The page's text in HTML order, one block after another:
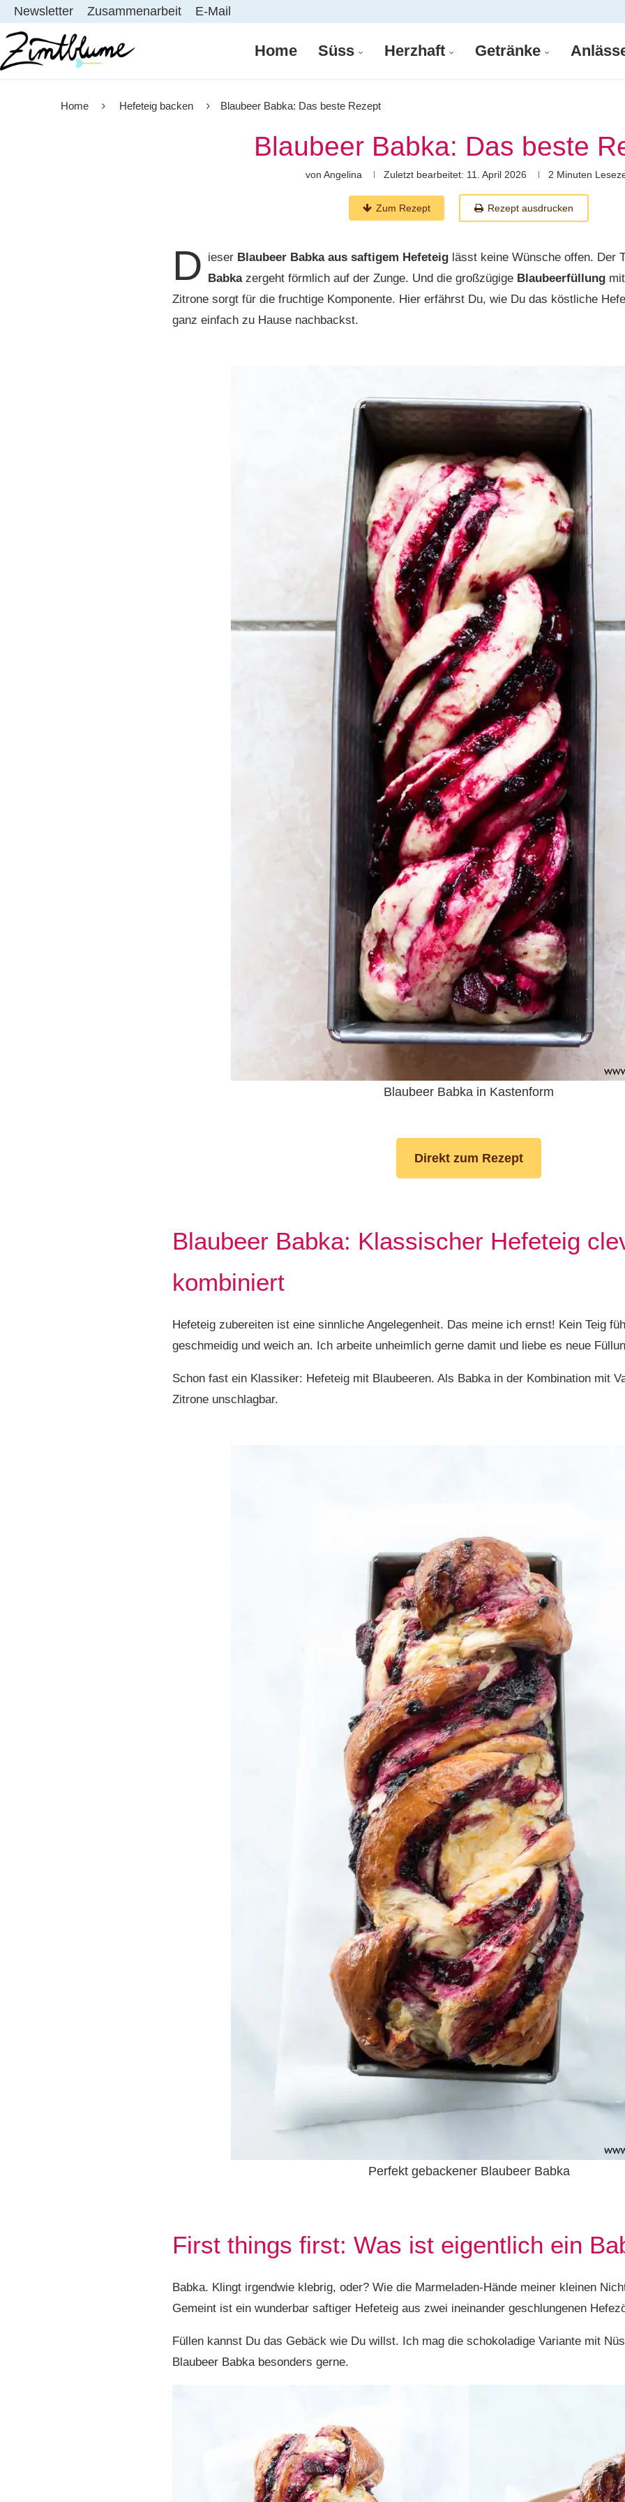
Newsletter Zusammenarbeit E-Mail
Home Süss Herzhaft Getränke
Home Hefeteig backen Blaubeer Babka: Das beste Rezept
Blaubeer Babka: Das beste
von Angelina Zuletzt bearbeitet: 11. April 2026 2 Minuten
Zum Rezept Rezept ausdrucken
D ieser Blaubeer Babka aus saftigem Hefeteig lässt keine Wünsche offen. Der
Babkazergeht förmlich auf der Zunge. Und die großzügige Blaubeerfüllung
Zitrone sorgt für die fruchtige Komponente. Hier erfährst Du, wie Du das köstliche
ganz einfach zu Hause nachbackst.
Blaubeer Babka in Kastenform
Direkt zum Rezept
Blaubeer Babka: Klassischer Hefeteig
kombiniert
Hefeteig zubereiten ist eine sinnliche Angelegenheit. Das meine ich ernst! Kein Teig
geschmeidig und weich an. Ich arbeite unheimlich gerne damit und liebe es neue
Schon fast ein Klassiker: Hefeteig mit Blaubeeren. Als Babka in der Kombination mit
Zitrone unschlagbar.
Perfekt gebackener Blaubeer Babka
First things first: Was ist eigentlich ein
Babka. Klingt irgendwie klebrig, oder? Wie die Marmeladen-Hände meiner kleinen
Gemeint ist ein wunderbar saftiger Hefeteig aus zwei ineinander geschlungenen
Füllen kannst Du das Gebäck wie Du willst. Ich mag die schokoladige Variante mit
Blaubeer Babka besonders gerne.